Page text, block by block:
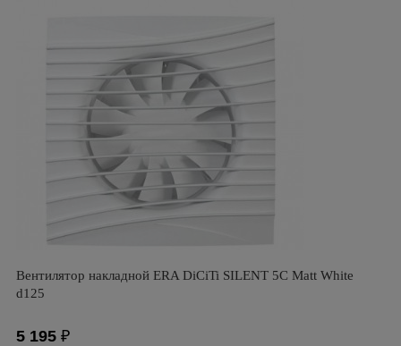
Вентилятор накладной ERA DiCiTi SILENT 5C Matt White
d125
5 195 ₽